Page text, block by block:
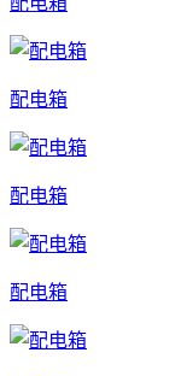
配电箱
配电箱
配电箱